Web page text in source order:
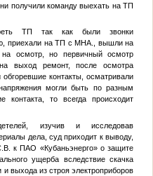
получили команду выехать на ТП
ТП так как были звонки
приехали на ТП с МНА ., вышли на
осмотр, но первичный осмотр
выход ремонт, после осмотра
контакты, осматривали
могли быть по разным
контакта, то всегда происходит
изучив и исследовав
дела, суд приходит к выводу,
к ПАО «Кубаньэнерго» о защите
ущерба вследствие скачка
выхода из строя электроприборов